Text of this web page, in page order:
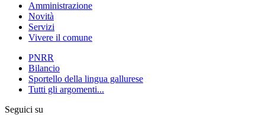
Amministrazione
Novità
Servizi
Vivere il comune
PNRR
Bilancio
Sportello della lingua gallurese
Tutti gli argomenti...
Seguici su